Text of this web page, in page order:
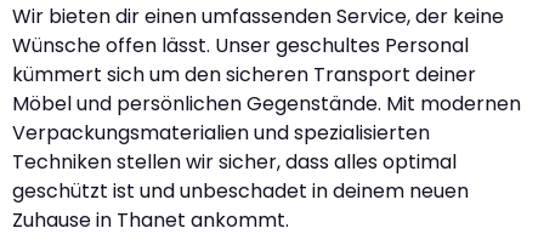
Wir bieten dir einen umfassenden Service, der keine
Wünsche offen lässt. Unser geschultes Personal
kümmert sich um den sicheren Transport deiner
Möbel und persönlichen Gegenstände. Mit modernen
Verpackungsmaterialien und spezialisierten
Techniken stellen wir sicher, dass alles optimal
geschützt ist und unbeschadet in deinem neuen
Zuhause in Thanet ankommt.